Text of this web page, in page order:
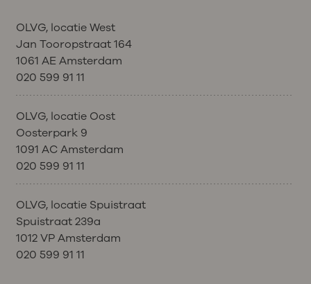
OLVG, locatie West
Jan Tooropstraat 164
1061 AE Amsterdam
020 599 91 11
OLVG, locatie Oost
Oosterpark 9
1091 AC Amsterdam
020 599 91 11
OLVG, locatie Spuistraat
Spuistraat 239a
1012 VP Amsterdam
020 599 91 11